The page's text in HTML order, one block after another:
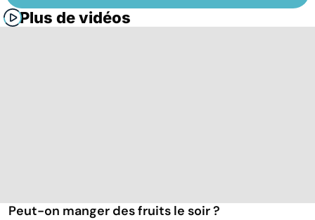
Plus de vidéos
Peut-on manger des fruits le soir ?